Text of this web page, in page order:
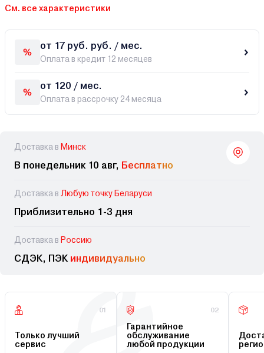
См. все характеристики
от 17 руб. руб. / мес.
Оплата в кредит 12 месяцев
от 120 / мес.
Оплата в рассрочку 24 месяца
Доставка в Минск
В понедельник 10 авг, Бесплатно
Доставка в Любую точку Беларуси
Приблизительно 1-3 дня
Доставка в Россию
СДЭК, ПЭК индивидуально
01
Только лучший
сервис
02
Гарантийное
обслуживание
любой продукции